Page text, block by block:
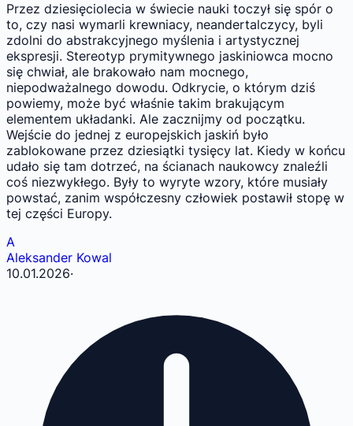
Przez dziesięciolecia w świecie nauki toczył się spór o
to, czy nasi wymarli krewniacy, neandertalczycy, byli
zdolni do abstrakcyjnego myślenia i artystycznej
ekspresji. Stereotyp prymitywnego jaskiniowca mocno
się chwiał, ale brakowało nam mocnego,
niepodważalnego dowodu. Odkrycie, o którym dziś
powiemy, może być właśnie takim brakującym
elementem układanki. Ale zacznijmy od początku.
Wejście do jednej z europejskich jaskiń było
zablokowane przez dziesiątki tysięcy lat. Kiedy w końcu
udało się tam dotrzeć, na ścianach naukowcy znaleźli
coś niezwykłego. Były to wyryte wzory, które musiały
powstać, zanim współczesny człowiek postawił stopę w
tej części Europy.
A
Aleksander Kowal
10.01.2026·